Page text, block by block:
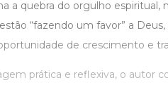
a quebra do orgulho
“fazendo um favor” a
de crescimento e
prática e reflexiva, o autor